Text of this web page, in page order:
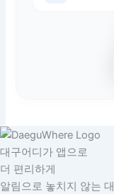
대구어디가 앱으로
더 편리하게
알림으로 놓치지 않는